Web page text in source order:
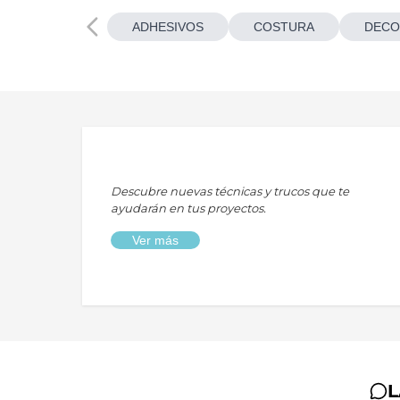
ADHESIVOS COSTURA
Descubre nuevas técnicas y trucos que te
ayudarán en tus proyectos.
Ver más